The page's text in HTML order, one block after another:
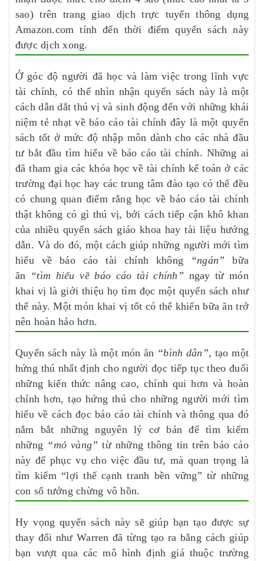
sao) trên trang giao dịch trực tuyến thông dụng
Amazon.com tính đến thời điểm quyển sách này
được dịch xong.
Ở góc độ người đã học và làm việc trong lĩnh vực
tài chính, có thể nhìn nhận quyển sách này là một
cách dẫn dắt thú vị và sinh động đến với những khái
niệm tẻ nhạt về báo cáo tài chính đây là một quyển
sách tốt ở mức độ nhập môn dành cho các nhà đầu
tư bắt đầu tìm hiểu về báo cáo tài chính. Những ai
đã tham gia các khóa học về tài chính kế toán ở các
trường đại học hay các trung tâm đào tạo có thể đều
có chung quan điểm rằng học về báo cáo tài chính
thật không có gì thú vị, bởi cách tiếp cận khô khan
của nhiều quyển sách giáo khoa hay tài liệu hướng
dẫn. Và do đó, một cách giúp những người mới tìm
hiểu về báo cáo tài chính không
“ngán” bữa
ăn “tìm hiểu về báo cáo tài chính” ngay từ món
khai vị là giới thiệu họ tìm đọc một quyển sách như
thế này. Một món khai vị tốt có thể khiến bữa ăn trở
nên hoàn hảo hơn.
Quyển sách này là một món ăn “bình dân”, tạo một
hứng thú nhất định cho người đọc tiếp tục theo đuổi
những kiến thức nâng cao, chính qui hơn và hoàn
chỉnh hơn, tạo hứng thú cho những người mới tìm
hiểu về cách đọc báo cáo tài chính và thông qua đó
nắm bắt những nguyên lý cơ bản để tìm kiếm
những “mỏ vàng” từ những thông tin trên báo cáo
này để phục vụ cho việc đầu tư, mà quan trọng là
tìm kiếm “lợi thế cạnh tranh bền vững” từ những
con số tưởng chừng vô hồn.
Hy vọng quyển sách này sẽ giúp bạn tạo được sự
thay đổi như Warren đã từng tạo ra bằng cách giúp
bạn vượt qua các mô hình định giá thuộc trường